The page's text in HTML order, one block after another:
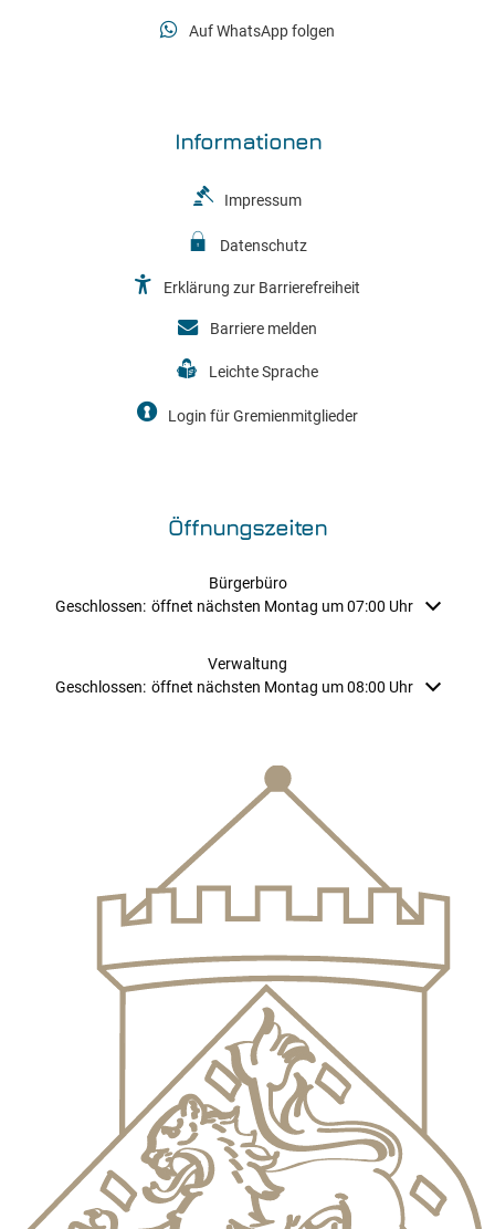
Auf WhatsApp folgen
Informationen
Impressum
Datenschutz
Erklärung zur Barrierefreiheit
Barriere melden
Leichte Sprache
Login für Gremienmitglieder
Öffnungszeiten
Bürgerbüro
Klicken, um weitere Öffnungs- oder Schließzeiten auszublenden
Geschlossen: öffnet nächsten Montag um 07:00 Uhr
Verwaltung
Klicken, um weitere Öffnungs- oder Schließzeiten auszublenden
Geschlossen: öffnet nächsten Montag um 08:00 Uhr